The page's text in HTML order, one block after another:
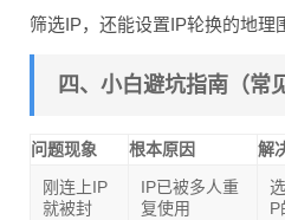
筛选IP，还能设置IP轮换的地理
四、小白避坑指南（常
问题现象 根本原因
解
刚连上IP
就被封
IP已被多人重
复使用
P